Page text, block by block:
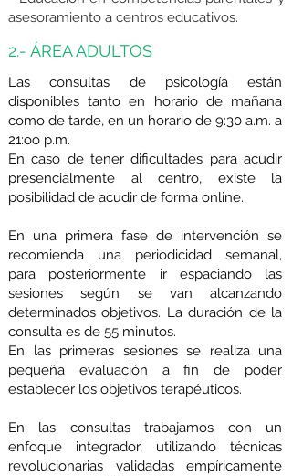
asesoramiento a centros educativos.
2.- ÁREA ADULTOS
Las consultas de psicología están
disponibles tanto en horario de mañana
como de tarde, en un horario de 9:30 a.m. a
21:oo p.m.
En caso de tener dificultades para acudir
presencialmente al centro, existe la
posibilidad de acudir de forma online.
En una primera fase de intervención se
recomienda una periodicidad semanal,
para posteriormente ir espaciando las
sesiones según se van alcanzando
determinados objetivos. La duración de la
consulta es de 55 minutos.
En las primeras sesiones se realiza una
pequeña evaluación a fin de poder
establecer los objetivos terapéuticos.
En las consultas trabajamos con un
enfoque integrador, utilizando técnicas
revolucionarias validadas empíricamente